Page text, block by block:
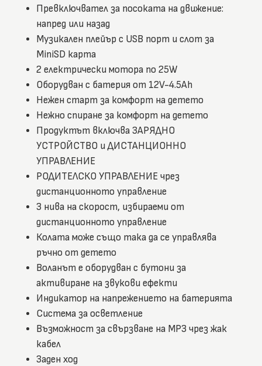
Превключвател за посоката на движение:
напред или назад
Музикален плейър с USB порт и слот за
MiniSD карта
2 електрически мотора по 25W
Оборудван с батерия от 12V-4.5Ah
Нежен старт за комфорт на детето
Нежно спиране за комфорт на детето
Продуктът включва ЗАРЯДНО
УСТРОЙСТВО и ДИСТАНЦИОННО
УПРАВЛЕНИЕ
РОДИТЕЛСКО УПРАВЛЕНИЕ чрез
дистанционното управление
3 нива на скорост, избираеми от
дистанционното управление
Колата може също така да се управлява
ръчно от детето
Воланът е оборудван с бутони за
активиране на звукови ефекти
Индикатор на напрежението на батерията
Система за осветление
Възможност за свързване на MP3 чрез жак
кабел
Заден ход